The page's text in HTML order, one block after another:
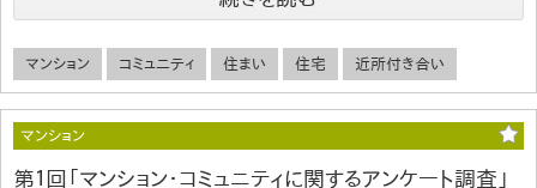
マンション コミュニティ 住まい 住宅 近所付き合い
マンション
第１回「マンション・コミュニティに関するアンケート調査」